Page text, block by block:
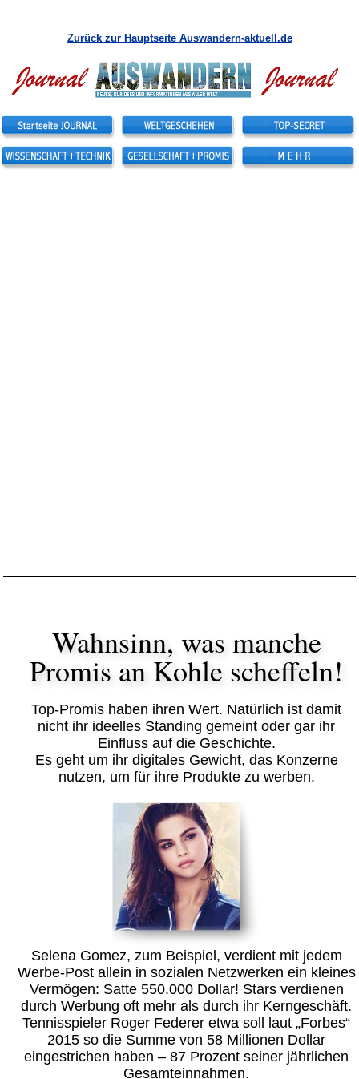
Zurück zur Hauptseite Auswandern-aktuell.de
Wahnsinn, was manche
Promis an Kohle scheffeln!
Top-Promis haben ihren Wert. Natürlich ist damit
nicht ihr ideelles Standing gemeint oder gar ihr
Einfluss auf die Geschichte.
Es geht um ihr digitales Gewicht, das Konzerne
nutzen, um für ihre Produkte zu werben.
Selena Gomez, zum Beispiel, verdient mit jedem
Werbe-Post allein in sozialen Netzwerken ein kleines
Vermögen: Satte 550.000 Dollar! Stars verdienen
durch Werbung oft mehr als durch ihr Kerngeschäft.
Tennisspieler Roger Federer etwa soll laut „Forbes“
2015 so die Summe von 58 Millionen Dollar
eingestrichen haben – 87 Prozent seiner jährlichen
Gesamteinnahmen.